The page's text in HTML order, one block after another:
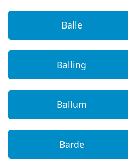
Balle
Balling
Ballum
Barde